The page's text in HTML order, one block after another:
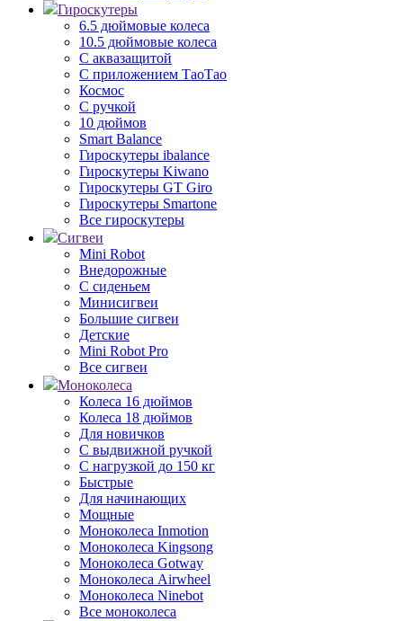
Гироскутеры
6.5 дюймовые колеса
10.5 дюймовые колеса
С аквазащитой
С приложением ТаоТао
Космос
С ручкой
10 дюймов
Smart Balance
Гироскутеры ibalance
Гироскутеры Kiwano
Гироскутеры GT Giro
Гироскутеры Smartone
Все гироскутеры
Сигвеи
Mini Robot
Внедорожные
С сиденьем
Минисигвеи
Большие сигвеи
Детские
Mini Robot Pro
Все сигвеи
Моноколеса
Колеса 16 дюймов
Колеса 18 дюймов
Для новичков
С выдвижной ручкой
С нагрузкой до 150 кг
Быстрые
Для начинающих
Мощные
Моноколеса Inmotion
Моноколеса Kingsong
Моноколеса Gotway
Моноколеса Airwheel
Моноколеса Ninebot
Все моноколеса